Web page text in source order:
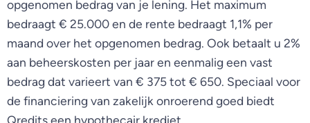
opgenomen bedrag van je lening. Het maximum
bedraagt € 25.000 en de rente bedraagt 1,1% per
maand over het opgenomen bedrag. Ook betaalt u 2%
aan beheerskosten per jaar en eenmalig een vast
bedrag dat varieert van € 375 tot € 650. Speciaal voor
de financiering van zakelijk onroerend goed biedt
Qredits een hypothecair krediet.